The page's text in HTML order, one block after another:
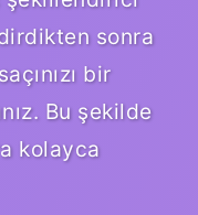
sonra
bir
Bu şekilde
kolayca